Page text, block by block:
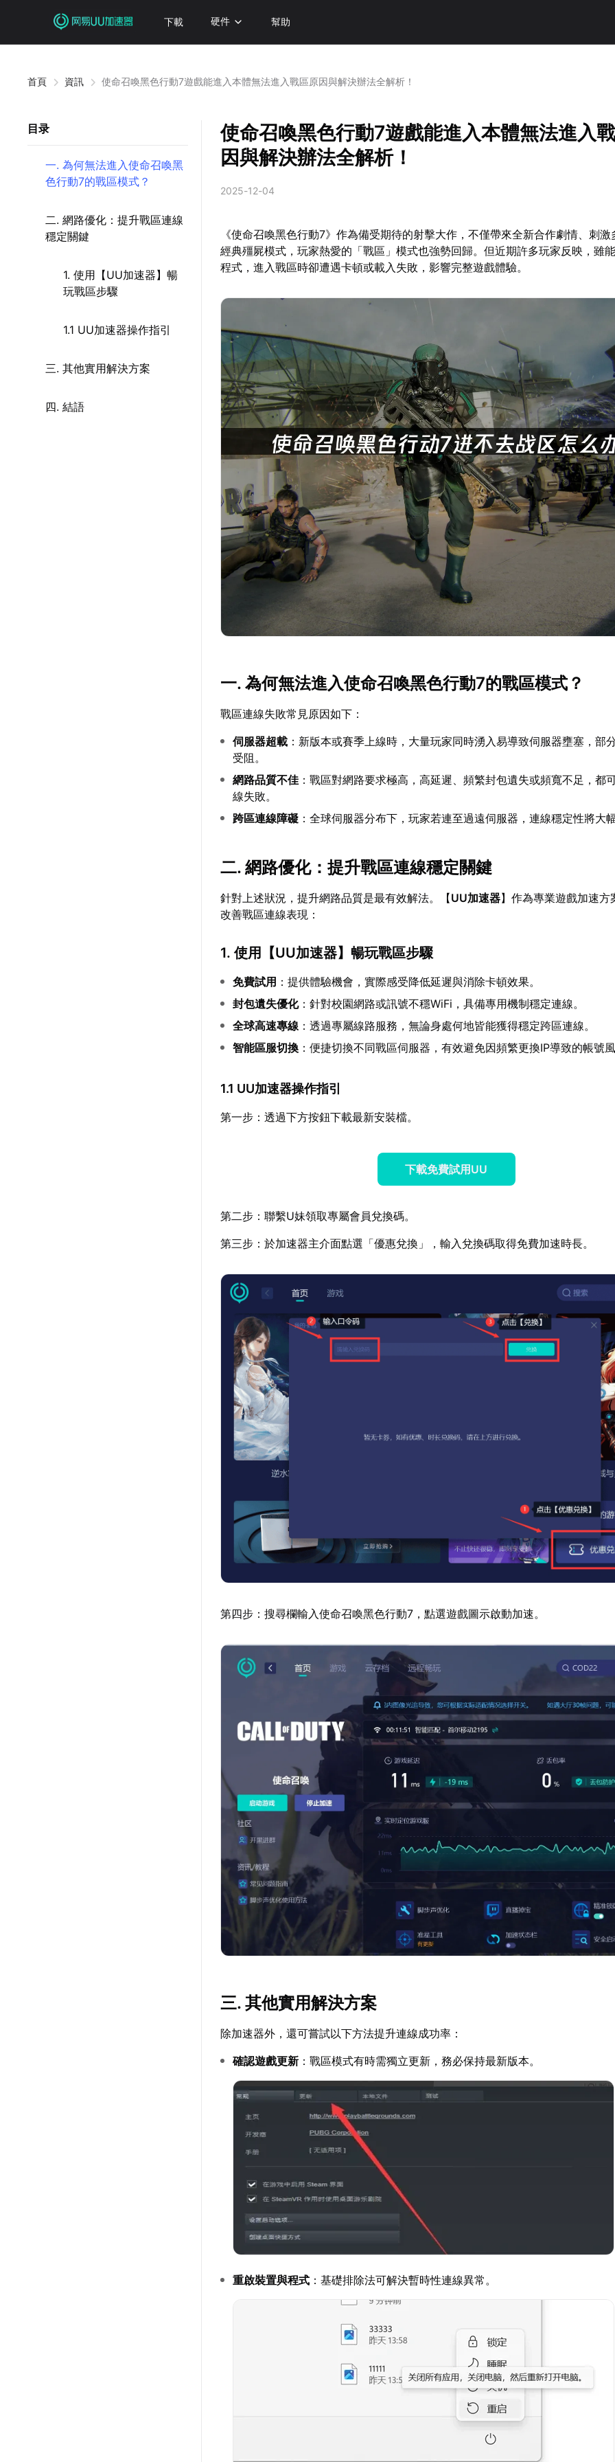
下載 硬件 幫助
首頁 資訊 使命召喚黑色行動7遊戲能進入本體無法進入戰區原因與解決辦法全解析！
目录
一. 為何無法進入使命召喚黑
色行動7的戰區模式？
二. 網路優化：提升戰區連線
穩定關鍵
1. 使用【UU加速器】暢
玩戰區步驟
1.1 UU加速器操作指引
三. 其他實用解決方案
四. 結語
使命召喚黑色行動7遊戲能進入本體無法進入
因與解決辦法全解析！
2025-12-04
《使命召喚黑色行動7》作為備受期待的射擊大作，不僅帶來全新合作劇情、刺
經典殭屍模式，玩家熱愛的「戰區」模式也強勢回歸。但近期許多玩家反映，雖
程式，進入戰區時卻遭遇卡頓或載入失敗，影響完整遊戲體驗。
一. 為何無法進入使命召喚黑色行動7的戰區模式？
戰區連線失敗常見原因如下：
伺服器超載 ：新版本或賽季上線時，大量玩家同時湧入易導致伺服器壅塞，部
受阻。
網路品質不佳 ：戰區對網路要求極高，高延遲、頻繁封包遺失或頻寬不足，都
線失敗。
跨區連線障礙 ：全球伺服器分布下，玩家若連至過遠伺服器，連線穩定性將大
二. 網路優化：提升戰區連線穩定關鍵
針對上述狀況，提升網路品質是最有效解法。【UU加速器】作為專業遊戲加速方
改善戰區連線表現：
1. 使用【UU加速器】暢玩戰區步驟
免費試用 ：提供體驗機會，實際感受降低延遲與消除卡頓效果。
封包遺失優化：針對校園網路或訊號不穩WiFi，具備專用機制穩定連線。
全球高速專線 ：透過專屬線路服務，無論身處何地皆能獲得穩定跨區連線。
智能區服切換 ：便捷切換不同戰區伺服器，有效避免因頻繁更換IP導致的帳號
1.1 UU加速器操作指引
第一步：透過下方按鈕下載最新安裝檔。
下載免費試用UU
第二步：聯繫U妹領取專屬會員兌換碼。
第三步：於加速器主介面點選「優惠兌換」，輸入兌換碼取得免費加速時長。
第四步：搜尋欄輸入使命召喚黑色行動7，點選遊戲圖示啟動加速。
三. 其他實用解決方案
除加速器外，還可嘗試以下方法提升連線成功率：
確認遊戲更新 ：戰區模式有時需獨立更新，務必保持最新版本。
重啟裝置與程式 ：基礎排除法可解決暫時性連線異常。